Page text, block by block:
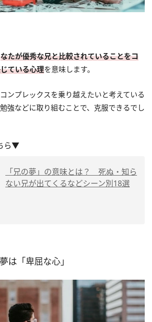
なたが優秀な兄と比較されていることをコ
ている心理を意味します。
ンプレックスを乗り越えたいと考えている
強などに取り組むことで、克服できるでし
ら▼
「兄の夢」の意味とは？ 死ぬ・知ら
ない兄が出てくるなどシーン別18選
は「卑屈な心」